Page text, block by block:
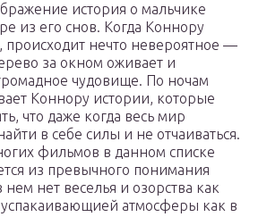
история о мальчике
из его снов. Когда Коннору
происходит нечто невероятное —
за окном оживает и
чудовище. По ночам
Коннору истории, которые
что даже когда весь мир
в себе силы и не отчаиваться.
фильмов в данном списке
из превычного понимания
нет веселья и озорства как
атмосферы как в